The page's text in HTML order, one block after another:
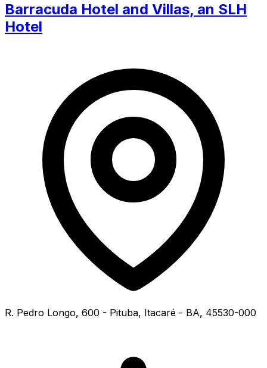
Barracuda Hotel and Villas, an SLH
Hotel
R. Pedro Longo, 600 - Pituba, Itacaré - BA, 45530-000